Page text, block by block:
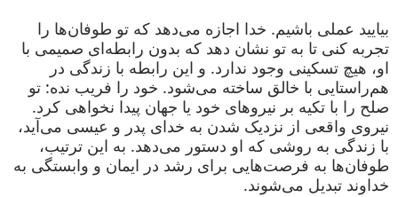
بیایید عملی باشیم. خدا اجازه می‌دهد که تو طوفان‌ها را
تجربه کنی تا به تو نشان دهد که بدون رابطه‌ای صمیمی با
او، هیچ تسکینی وجود ندارد. و این رابطه با زندگی در
هم‌راستایی با خالق ساخته می‌شود. خود را فریب نده: تو
صلح را با تکیه بر نیروهای خود یا جهان پیدا نخواهی کرد.
نیروی واقعی از نزدیک شدن به خدای پدر و عیسی می‌آید،
با زندگی به روشی که او دستور می‌دهد. به این ترتیب،
طوفان‌ها به فرصت‌هایی برای رشد در ایمان و وابستگی به
خداوند تبدیل می‌شوند.